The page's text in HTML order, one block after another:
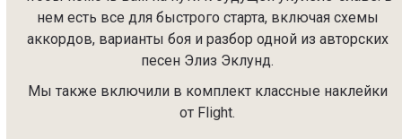
нем есть все для быстрого старта, включая схемы
аккордов, варианты боя и разбор одной из авторских
песен Элиз Эклунд.
Мы также включили в комплект классные наклейки
от Flight.